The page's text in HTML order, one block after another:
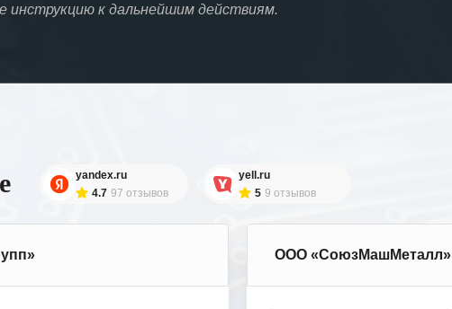
инструкцию к дальнейшим действиям.
yandex.ru
4.7 97 отзывов
yell.ru
5 9 отзывов
ООО «СоюзМашМеталл»